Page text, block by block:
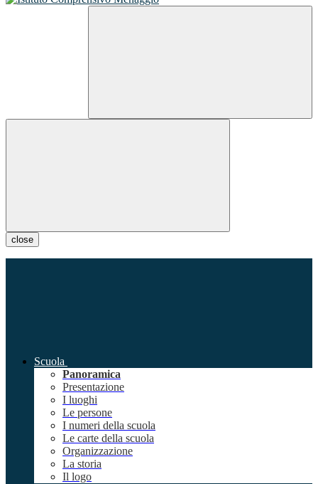
close
Scuola
Panoramica
Presentazione
I luoghi
Le persone
I numeri della scuola
Le carte della scuola
Organizzazione
La storia
Il logo